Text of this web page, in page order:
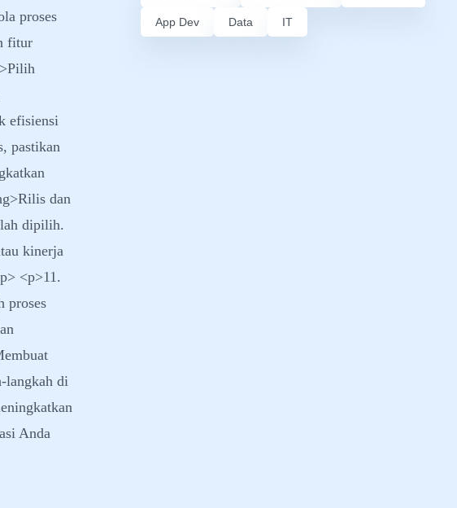
proses
fitur
efisiensi
pastikan
dan
dipilih.
kinerja
<p>11.
proses
langkah di
Anda
App Dev Data IT